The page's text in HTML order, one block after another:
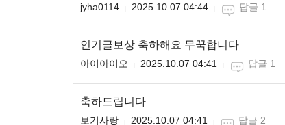
jyha0114 2025.10.07 04:44 답글 1
인기글보상 축하해요 무꾹합니다
아이아이오 2025.10.07 04:41 답글 1
축하드립니다
보기사랑 2025.10.07 04:41 답글 2